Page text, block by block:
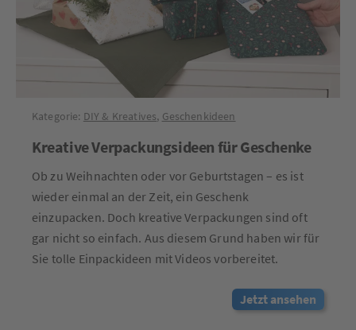
Kategorie: DIY & Kreatives, Geschenkideen
Kreative Verpackungsideen für Geschenke
Ob zu Weihnachten oder vor Geburtstagen – es ist
wieder einmal an der Zeit, ein Geschenk
einzupacken. Doch kreative Verpackungen sind oft
gar nicht so einfach. Aus diesem Grund haben wir für
Sie tolle Einpackideen mit Videos vorbereitet.
Jetzt ansehen